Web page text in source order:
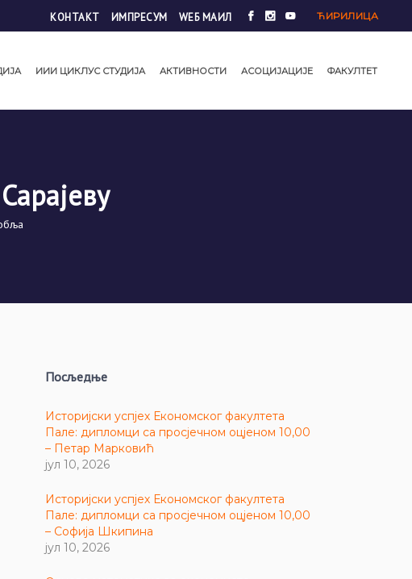
КОНТАКТ ИМПРЕСУМ WЕБ МАИЛ ЋИРИЛИЦА
ИИИ ЦИКЛУС СТУДИЈА АКТИВНОСТИ АСОЦИЈАЦИЈЕ ФАКУЛТЕТ
Посљедње
Историјски успјех Економског факултета
Пале: дипломци са просјечном оцјеном 10,00
– Петар Марковић
јул 10, 2026
Историјски успјех Економског факултета
Пале: дипломци са просјечном оцјеном 10,00
– Софија Шкипина
јул 10, 2026